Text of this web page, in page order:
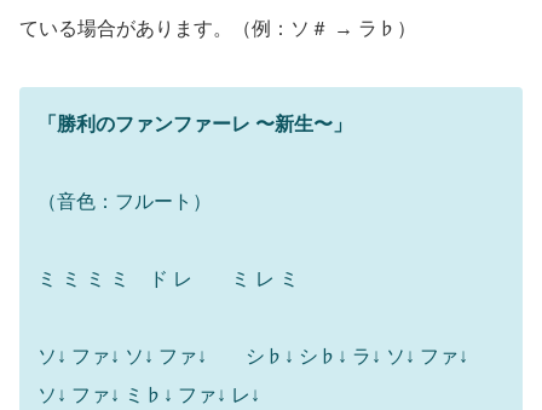
ている場合があります。（例：ソ＃ → ラ♭）
「勝利のファンファーレ 〜新生〜」
（音色：フルート）
ミ ミ ミ ミ ド レ ミ レ ミ
ソ↓ ファ↓ ソ↓ ファ↓ シ♭↓ シ♭↓ ラ↓ ソ↓ ファ↓
ソ↓ ファ↓ ミ♭↓ ファ↓ レ↓